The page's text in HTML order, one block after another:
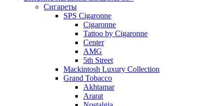
Cигареты
SPS Cigaronne
Сigaronne
Tattoo by Cigaronne
Center
AMG
5th Street
Mackintosh Luxury Collection
Grand Tobacco
Akhtamar
Ararat